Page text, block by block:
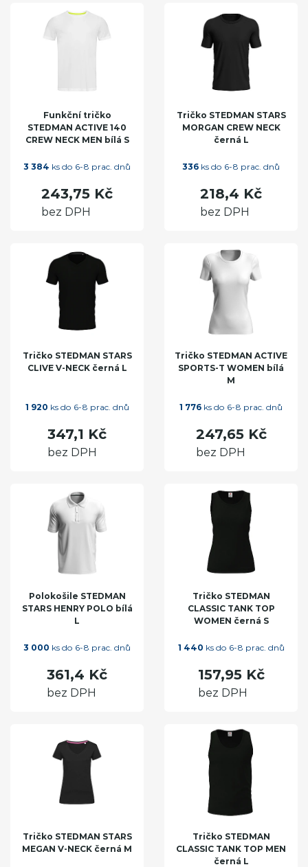
Funkční tričko
STEDMAN ACTIVE 140
CREW NECK MEN bílá S
3 384 ks do 6-8 prac. dnů
243,75 Kč
bez DPH
Tričko STEDMAN STARS
MORGAN CREW NECK
černá L
336 ks do 6-8 prac. dnů
218,4 Kč
bez DPH
Tričko STEDMAN STARS
CLIVE V-NECK černá L
1 920 ks do 6-8 prac. dnů
347,1 Kč
bez DPH
Tričko STEDMAN ACTIVE
SPORTS-T WOMEN bílá
M
1 776 ks do 6-8 prac. dnů
247,65 Kč
bez DPH
Polokošile STEDMAN
STARS HENRY POLO bílá
L
3 000 ks do 6-8 prac. dnů
361,4 Kč
bez DPH
Tričko STEDMAN
CLASSIC TANK TOP
WOMEN černá S
1 440 ks do 6-8 prac. dnů
157,95 Kč
bez DPH
Tričko STEDMAN STARS
MEGAN V-NECK černá M
Tričko STEDMAN
CLASSIC TANK TOP MEN
černá L